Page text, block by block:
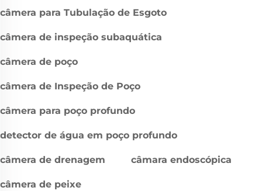
câmera para Tubulação de Esgoto
câmera de inspeção subaquática
câmera de poço
câmera de Inspeção de Poço
câmera para poço profundo
detector de água em poço profundo
câmera de drenagem câmara endoscópica
câmera de peixe